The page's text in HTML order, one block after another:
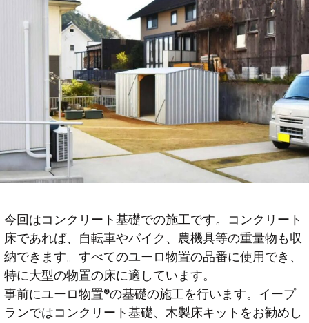
今回はコンクリート基礎での施工です。コンクリート
床であれば、自転車やバイク、農機具等の重量物も収
納できます。すべてのユーロ物置の品番に使用でき、
特に大型の物置の床に適しています。
事前にユーロ物置®の基礎の施工を行います。イープ
ランではコンクリート基礎、木製床キットをお勧めし